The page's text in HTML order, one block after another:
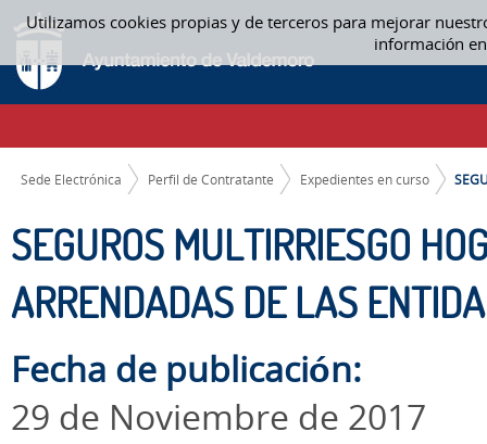
Utilizamos cookies propias y de terceros para mejorar
información
Saltar al contenido
SEGUROS MULTIRRIESGO HOGAR PARA 12 VIVIENDAS ARRENDADAS DE
CAMINO DE MIGAS
Sede Electrónica Perfil de Contratante Expedientes en curso
SEGUROS MULTIRRIESGO
ARRENDADAS DE LAS
Fecha de publicación:
29 de Noviembre de 2017